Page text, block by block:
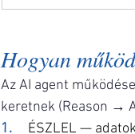
Hogyan
Az AI agent
keretnek (Reason →
1. ÉSZLEL —